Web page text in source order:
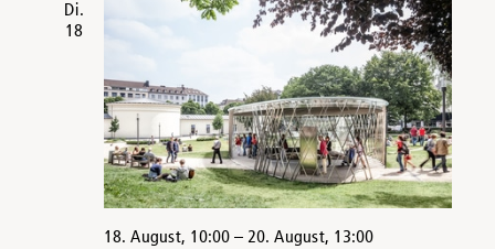
Di.
18
18. August, 10:00– 20. August, 13:00